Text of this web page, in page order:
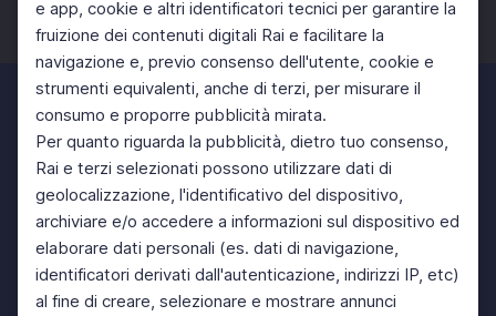
e app, cookie e altri identificatori tecnici per garantire la
fruizione dei contenuti digitali Rai e facilitare la
navigazione e, previo consenso dell'utente, cookie e
strumenti equivalenti, anche di terzi, per misurare il
consumo e proporre pubblicità mirata.
Per quanto riguarda la pubblicità, dietro tuo consenso,
Rai e terzi selezionati possono utilizzare dati di
geolocalizzazione, l'identificativo del dispositivo,
archiviare e/o accedere a informazioni sul dispositivo ed
elaborare dati personali (es. dati di navigazione,
identificatori derivati dall'autenticazione, indirizzi IP, etc)
al fine di creare, selezionare e mostrare annunci
Facebook Twitter Instagram